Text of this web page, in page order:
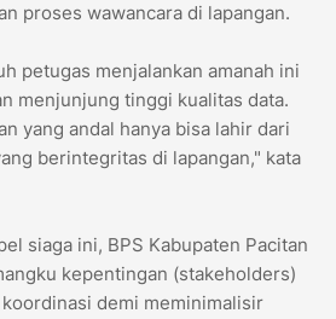
proses wawancara di lapangan.
petugas menjalankan amanah ini
menjunjung tinggi kualitas data.
yang andal hanya bisa lahir dari
berintegritas di lapangan," kata
siaga ini, BPS Kabupaten Pacitan
kepentingan (stakeholders)
demi meminimalisir